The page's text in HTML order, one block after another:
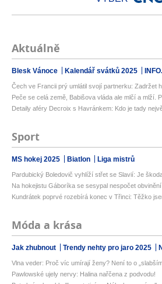
Aktuálně
Blesk Vánoce Kalendář svátků 2025
Čech ve Francii prý umlátil svojí partnerku: Zadržet
Peče se celá země, Babišova vláda ale mlčí a mlží.
Detaily aféry Decroix s Havránkem: Kdo je tady
Sport
MS hokej 2025 Biatlon Liga mistrů
Pardubický Boledovič vyhlíží střet se Slavií: Je
Na hokejistu Gáboríka se sesypal nespočet
Kundrátek poprvé rozebírá konec v Třinci: Těžko
Móda a krása
Jak zhubnout Trendy nehty pro jaro 2025
Vlna veder: Proč víc umírají ženy? Není to o
Pawlowské ujely nervy: Halina nařčena z podvodu!